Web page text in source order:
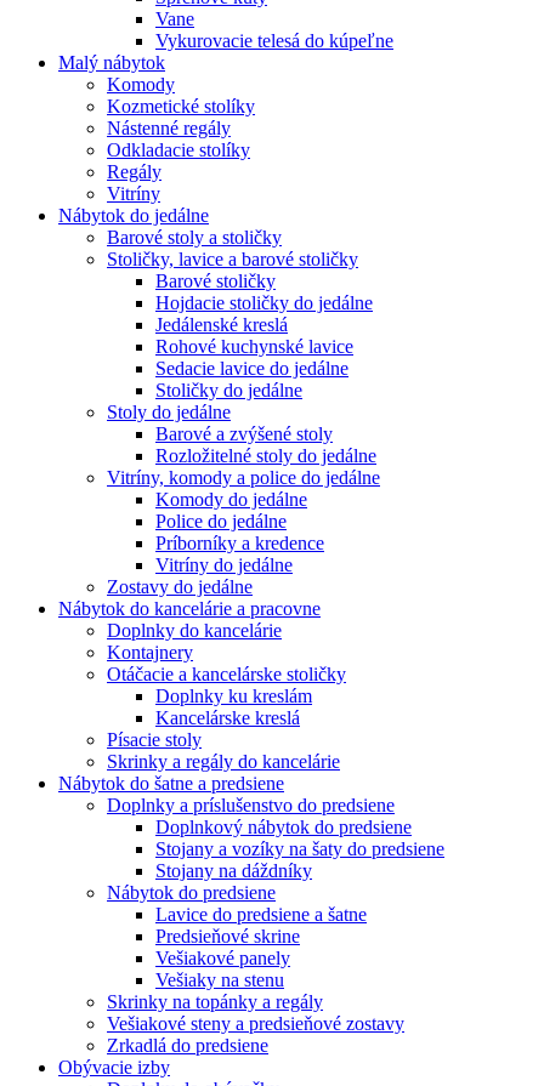
Vane
Vykurovacie telesá do kúpeľne
Malý nábytok
Komody
Kozmetické stolíky
Nástenné regály
Odkladacie stolíky
Regály
Vitríny
Nábytok do jedálne
Barové stoly a stoličky
Stoličky, lavice a barové stoličky
Barové stoličky
Hojdacie stoličky do jedálne
Jedálenské kreslá
Rohové kuchynské lavice
Sedacie lavice do jedálne
Stoličky do jedálne
Stoly do jedálne
Barové a zvýšené stoly
Rozložitelné stoly do jedálne
Vitríny, komody a police do jedálne
Komody do jedálne
Police do jedálne
Príborníky a kredence
Vitríny do jedálne
Zostavy do jedálne
Nábytok do kancelárie a pracovne
Doplnky do kancelárie
Kontajnery
Otáčacie a kancelárske stoličky
Doplnky ku kreslám
Kancelárske kreslá
Písacie stoly
Skrinky a regály do kancelárie
Nábytok do šatne a predsiene
Doplnky a príslušenstvo do predsiene
Doplnkový nábytok do predsiene
Stojany a vozíky na šaty do predsiene
Stojany na dáždníky
Nábytok do predsiene
Lavice do predsiene a šatne
Predsieňové skrine
Vešiakové panely
Vešiaky na stenu
Skrinky na topánky a regály
Vešiakové steny a predsieňové zostavy
Zrkadlá do predsiene
Obývacie izby